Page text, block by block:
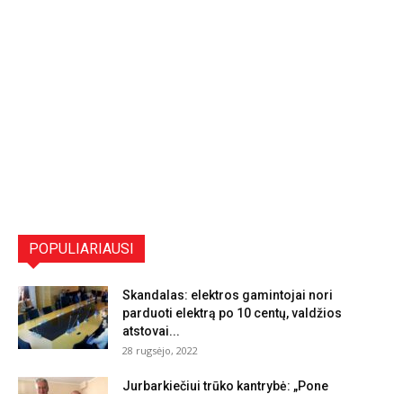
POPULIARIAUSI
Skandalas: elektros gamintojai nori
parduoti elektrą po 10 centų, valdžios
atstovai...
28 rugsėjo, 2022
Jurbarkiečiui trūko kantrybė: „Pone